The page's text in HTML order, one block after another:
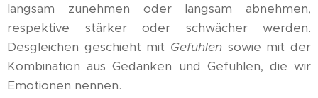
langsam zunehmen oder langsam abnehmen,
respektive stärker oder schwächer werden.
Desgleichen geschieht mit Gefühlen sowie mit der
Kombination aus Gedanken und Gefühlen, die wir
Emotionen nennen.